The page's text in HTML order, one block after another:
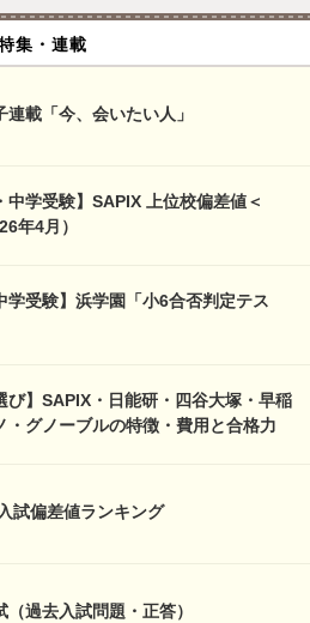
集・連載
載「今、会いたい人」
中学受験】SAPIX 上位校偏差値＜
年4月）
学受験】浜学園「小6合否判定テス
び】SAPIX・日能研・四谷大塚・早稲
・グノーブルの特徴・費用と合格力
試偏差値ランキング
過去入試問題・正答）